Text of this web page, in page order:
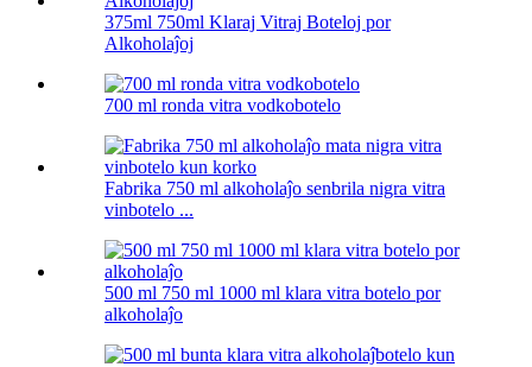
375ml 750ml Klaraj Vitraj Boteloj por
Alkoholaĵoj
700 ml ronda vitra vodkobotelo
Fabrika 750 ml alkoholaĵo senbrila nigra vitra
vinbotelo ...
500 ml 750 ml 1000 ml klara vitra botelo por
alkoholaĵo